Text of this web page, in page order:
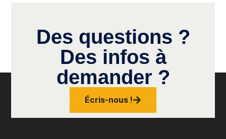
Des questions ?
Des infos à
demander ?
Écris-nous !